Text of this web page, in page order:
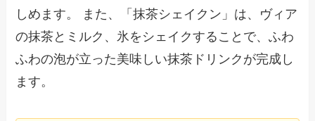
しめます。 また、「抹茶シェイクン」は、ヴィア
の抹茶とミルク、氷をシェイクすることで、ふわ
ふわの泡が立った美味しい抹茶ドリンクが完成し
ます。